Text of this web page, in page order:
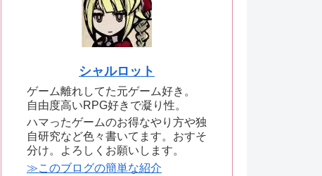
シャルロット
ゲーム離れしてた元ゲーム好き。
自由度高いRPG好きで凝り性。
ハマったゲームのお得なやり方や独
自研究など色々書いてます。おすそ
分け。よろしくお願いします。
≫このブログの簡単な紹介